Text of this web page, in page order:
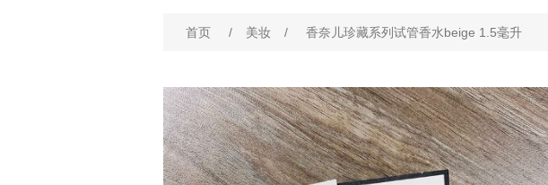
首页 / 美妆 / 香奈儿珍藏系列试管香水beige 1.5毫升